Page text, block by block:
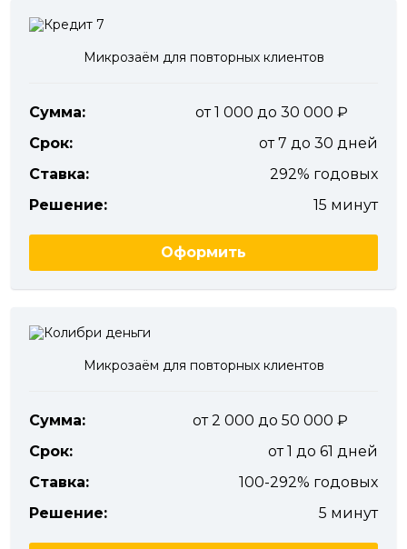
Микрозаём для повторных клиентов
Сумма:
от 1 000 до 30 000
Срок:
от 7 до 30 дней
Ставка:
292% годовых
Решение:
15 минут
Оформить
Микрозаём для повторных клиентов
Сумма:
от 2 000 до 50 000
Срок:
от 1 до 61 дней
Ставка:
100-292% годовых
Решение:
5 минут